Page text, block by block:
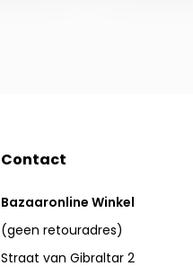
Contact
Bazaaronline Winkel
(geen retouradres)
Straat van Gibraltar 2